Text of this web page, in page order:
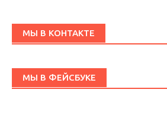
МЫ В КОНТАКТЕ
МЫ В ФЕЙСБУКЕ